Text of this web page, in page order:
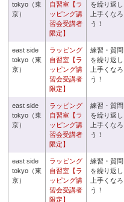
tokyo（東
京）
自習室【ラ
ッピング講
習会受講者
限定】
を繰り返し
上手くなろ
う！
east side
tokyo（東
京）
ラッピング
自習室【ラ
ッピング講
習会受講者
限定】
練習・質問
を繰り返し
上手くなろ
う！
east side
tokyo（東
京）
ラッピング
自習室【ラ
ッピング講
習会受講者
限定】
練習・質問
を繰り返し
上手くなろ
う！
east side
tokyo（東
京）
ラッピング
自習室【ラ
ッピング講
習会受講者
限定】
練習・質問
を繰り返し
上手くなろ
う！